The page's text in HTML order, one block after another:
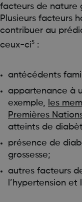
facteurs de nature
Plusieurs facteurs
contribuer au
ceux-ci5 :
antécédents
appartenance à
exemple, les
Premières
atteints de
présence de
grossesse;
autres facteurs
l’hypertension et